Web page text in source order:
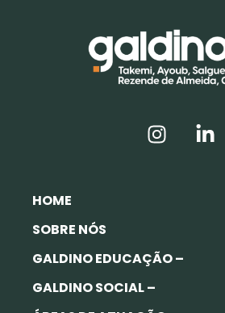
HOME
SOBRE NÓS
GALDINO EDUCAÇÃO –
GALDINO SOCIAL –